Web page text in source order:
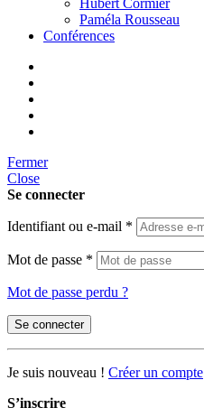
Hubert Cormier
Paméla Rousseau
Conférences
Fermer
Close
Se connecter
Identifiant ou e-mail *
Mot de passe *
Mot de passe perdu ?
Se connecter
Je suis nouveau ! Créer un compte
S’inscrire